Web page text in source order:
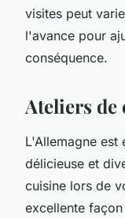
visites peut
l'avance pour
conséquence.
Ateliers de
L'Allemagne est
délicieuse et
cuisine lors de
excellente